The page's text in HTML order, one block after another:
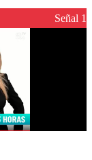
un
Señal 1